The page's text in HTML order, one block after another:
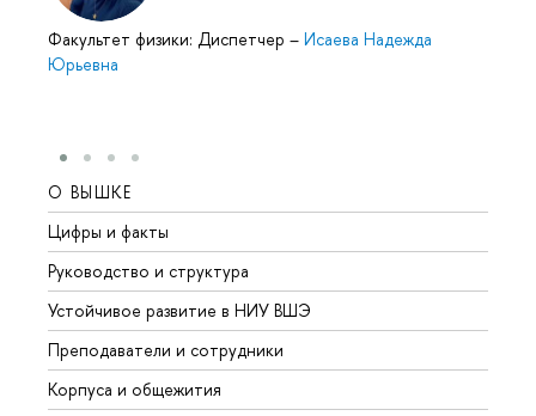
Факультет физики: Диспетчер – Исаева Надежда
Юрьевна
О ВЫШКЕ
Цифры и факты
Руководство и структура
Устойчивое развитие в НИУ ВШЭ
Преподаватели и сотрудники
Корпуса и общежития